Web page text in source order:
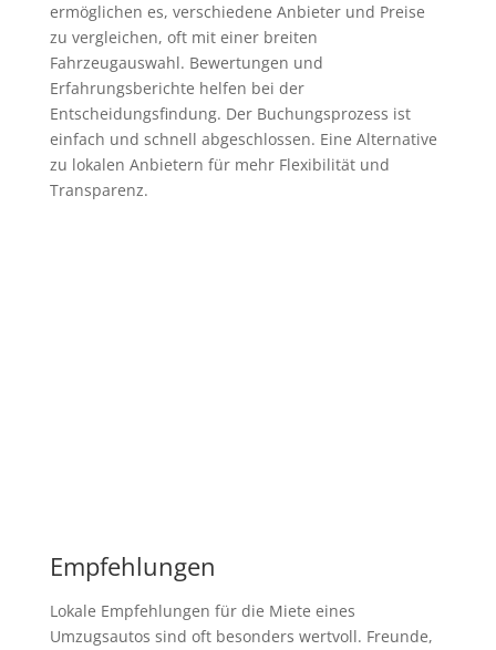
ermöglichen es, verschiedene Anbieter und Preise
zu vergleichen, oft mit einer breiten
Fahrzeugauswahl. Bewertungen und
Erfahrungsberichte helfen bei der
Entscheidungsfindung. Der Buchungsprozess ist
einfach und schnell abgeschlossen. Eine Alternative
zu lokalen Anbietern für mehr Flexibilität und
Transparenz.
Empfehlungen
Lokale Empfehlungen für die Miete eines
Umzugsautos sind oft besonders wertvoll. Freunde,